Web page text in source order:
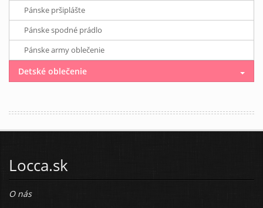
Pánske pršiplášte
Pánske spodné prádlo
Pánske army oblečenie
Detské oblečenie
Locca.sk
O nás